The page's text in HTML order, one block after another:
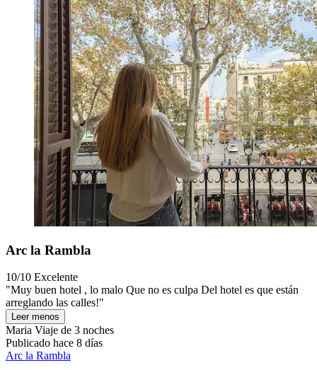
Arc la Rambla
10/10 Excelente
"Muy buen hotel , lo malo Que no es culpa Del hotel es que están
arreglando las calles!"
Leer menos
Maria Viaje de 3 noches
Publicado hace 8 días
Arc la Rambla